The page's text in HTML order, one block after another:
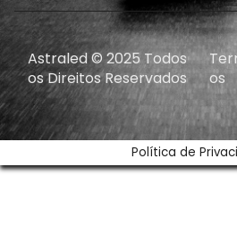
Astraled © 2025 Todos
os Direitos Reservados
os
Política de